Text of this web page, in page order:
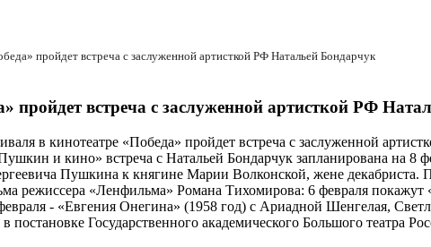
пройдет встреча с заслуженной артисткой РФ Натальей Бондарчук
пройдет встреча с заслуженной артисткой РФ
в кинотеатре «Победа» пройдет встреча с заслуженной
и кино» встреча с Натальей Бондарчук запланирована на 8
Пушкина к княгине Марии Волконской, жене декабриста.
режиссера «Ленфильма» Романа Тихомирова: 6 февраля
- «Евгения Онегина» (1958 год) с Ариадной Шенгелая,
Государственного академического Большого театра